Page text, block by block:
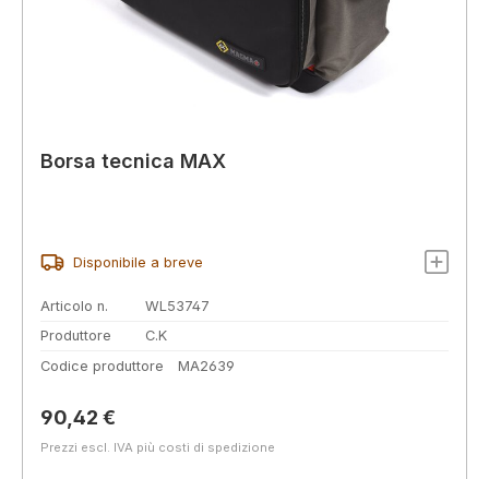
Borsa tecnica MAX
Disponibile a breve
Articolo n.
WL53747
Produttore
C.K
Codice produttore
MA2639
Prezzo normale:
90,42 €
Prezzi escl. IVA più costi di spedizione